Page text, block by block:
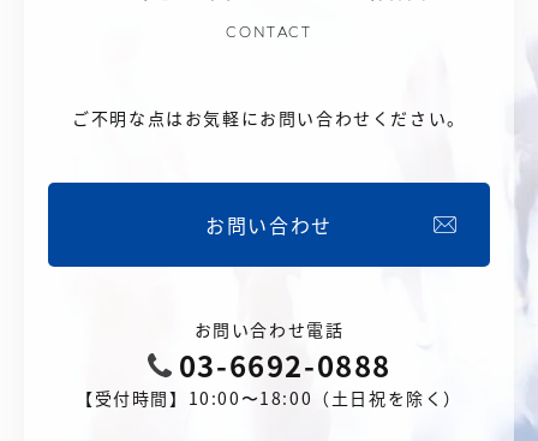
CONTACT
ご不明な点はお気軽にお問い合わせください。
お問い合わせ
お問い合わせ電話
03-6692-0888
【受付時間】10:00〜18:00（土日祝を除く）